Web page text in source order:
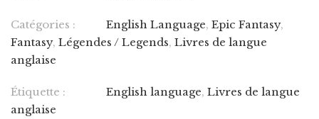
Catégories : English Language, Epic Fantasy,
Fantasy, Légendes / Legends, Livres de langue
anglaise
Étiquette : English language, Livres de langue
anglaise